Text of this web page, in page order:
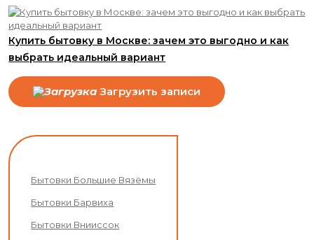
Купить бытовку в Москве: зачем это выгодно и как
выбрать идеальный вариант
Загрузить записи
Бытовки Большие Вязёмы
Бытовки Барвиха
Бытовки Внииссок